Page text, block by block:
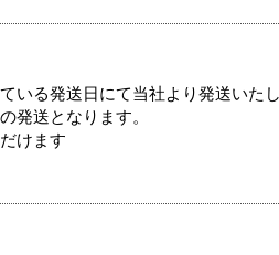
いる発送日にて当社より発送いたし
発送となります。
けます